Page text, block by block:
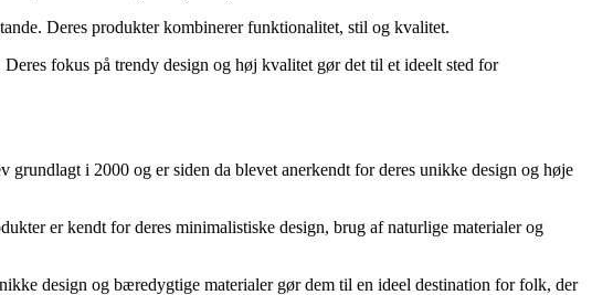
Deres produkter kombinerer funktionalitet, stil og kvalitet.
fokus på trendy design og høj kvalitet gør det til et ideelt sted for
i 2000 og er siden da blevet anerkendt for deres unikke design og høje
er kendt for deres minimalistiske design, brug af naturlige materialer og
design og bæredygtige materialer gør dem til en ideel destination for folk, der